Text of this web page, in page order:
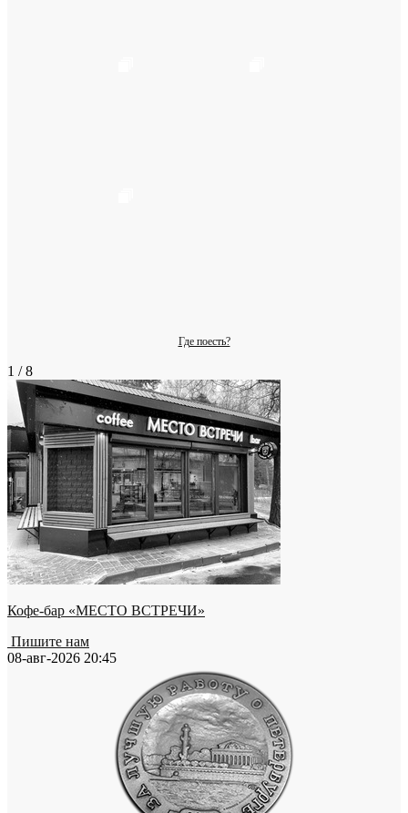
Где поесть?
1 / 8
Кофе-бар «МЕСТО ВСТРЕЧИ»
Пишите нам
08-авг-2026 20:45